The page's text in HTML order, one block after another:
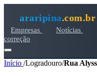
araripina.com.br
Empresas Notícias
correção
Início /Logradouro/Rua